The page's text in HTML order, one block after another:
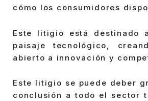
cómo los consumidores
Este litigio está destinado
paisaje tecnológico,
abierto a innovación y
Este litigio se puede deber
conclusión a todo el sector